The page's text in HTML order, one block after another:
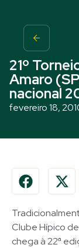
21º
Amaro
nacional
fevereiro 18,
Clube Hípico
chega à 22ª